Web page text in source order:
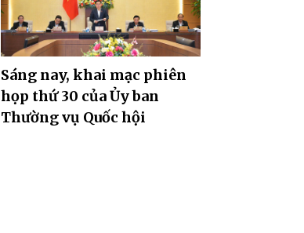
Sáng nay, khai mạc phiên
họp thứ 30 của Ủy ban
Thường vụ Quốc hội